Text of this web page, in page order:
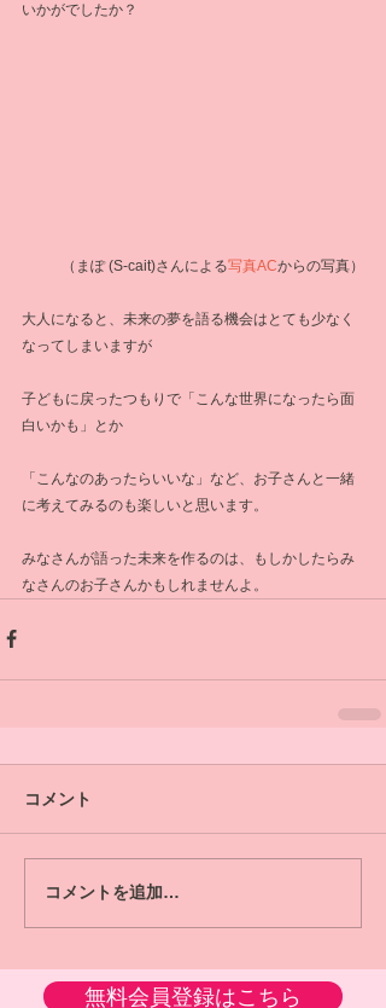
いかがでしたか？
（まぽ (S-cait)さんによる写真ACからの写真）
大人になると、未来の夢を語る機会はとても少なく
なってしまいますが
子どもに戻ったつもりで「こんな世界になったら面
白いかも」とか
「こんなのあったらいいな」など、お子さんと一緒
に考えてみるのも楽しいと思います。
みなさんが語った未来を作るのは、もしかしたらみ
なさんのお子さんかもしれませんよ。
コメント
コメントを追加…
無料会員登録はこちら